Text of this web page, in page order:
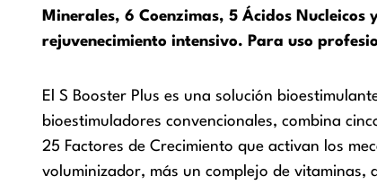
Minerales, 6 Coenzimas, 5 Ácidos
rejuvenecimiento intensivo. Para uso
El S Booster Plus es una solución
bioestimuladores convencionales, combina
25 Factores de Crecimiento que activan los
voluminizador, más un complejo de vitaminas,